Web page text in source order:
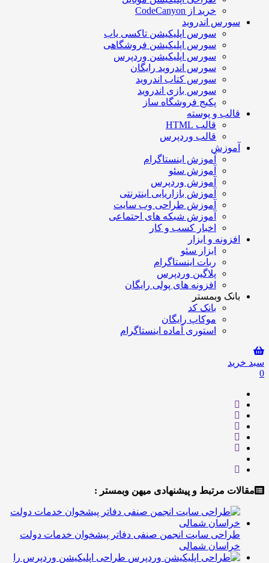
خرید از CodeCanyon
اندروید
سورس اپلیکیشن تاکسی یاب
سورس اپلیکیشن فروشگاهی
سورس اپلیکیشن وردپرس
سورس اندروید رایگان
سورس کتاب اندروید
سورس بازی اندروید
پکیج فروشگاه ساز
و پوسته
قالب HTML
قالب وردپرس
آموزش اینستاگرام
آموزش سئو
آموزش وردپرس
آموزش بازاریابی اینترنتی
آموزش طراحی وب سایت
آموزش شبکه های اجتماعی
اخبار کسب و کار
و ابزار
ابزار سئو
ربات اینستاگرام
پلاگین وردپرس
افزونه های پولی رایگان
وبمستر
بانک کد
موکاپ رایگان
استوری آماده اینستاگرام
مرتبط و پیشنهادی میهن وبمستر :
سایت انجمن صنفی دفاتر پیشخوان خدمات دولت
شمالی
طراحی اپلیکیشن وردپرس را